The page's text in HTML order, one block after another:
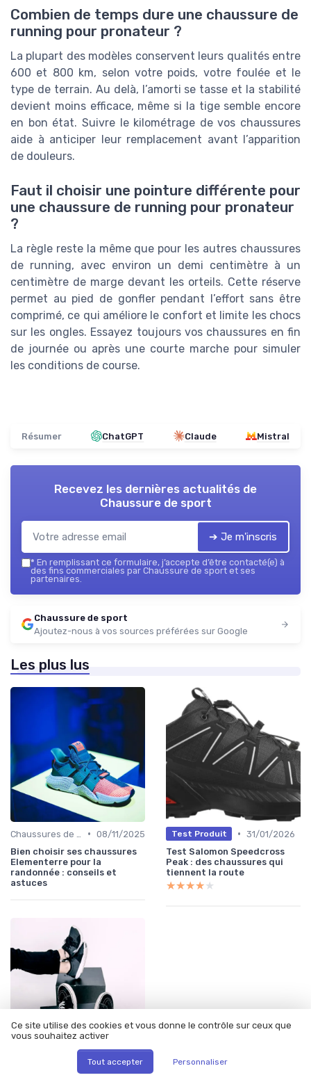
Combien de temps dure une chaussure de
running pour pronateur ?
La plupart des modèles conservent leurs qualités entre
600 et 800 km, selon votre poids, votre foulée et le
type de terrain. Au delà, l’amorti se tasse et la stabilité
devient moins efficace, même si la tige semble encore
en bon état. Suivre le kilométrage de vos chaussures
aide à anticiper leur remplacement avant l’apparition
de douleurs.
Faut il choisir une pointure différente pour
une chaussure de running pour pronateur
?
La règle reste la même que pour les autres chaussures
de running, avec environ un demi centimètre à un
centimètre de marge devant les orteils. Cette réserve
permet au pied de gonfler pendant l’effort sans être
comprimé, ce qui améliore le confort et limite les chocs
sur les ongles. Essayez toujours vos chaussures en fin
de journée ou après une courte marche pour simuler
les conditions de course.
Résumer ChatGPT Claude Mistral
Recevez les dernières actualités de
Chaussure de sport
➔ Je m'inscris
* En remplissant ce formulaire, j’accepte d’être contacté(e) à
des fins commerciales par Chaussure de sport et ses
partenaires.
Chaussure de sport
Ajoutez-nous à vos sources préférées sur Google
Les plus lus
• 08/11/2025
Bien choisir ses chaussures
Elementerre pour la
randonnée : conseils et
astuces
Test Produit • 31/01/2026
Test Salomon Speedcross
Peak : des chaussures qui
tiennent la route
★★★★★
★★★★★
• 31/12/2025
Ce site utilise des cookies et vous donne le contrôle sur ceux que
vous souhaitez activer
Tout accepter Personnaliser